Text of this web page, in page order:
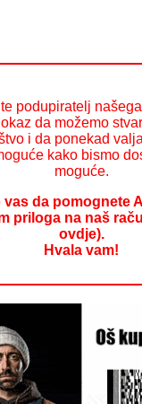
podupiratelj
da možemo
i da ponekad
kako bismo
moguće.
vas da pomognete
priloga na naš
ovdje).
Hvala vam!